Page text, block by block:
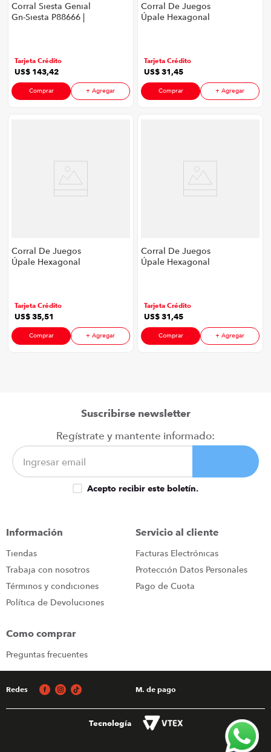
Corral Siesta Genial
Gn-Siesta P88666 |
Tarjeta Crédito
US$ 143,42
Comprar + Agregar
Corral De Juegos
Úpale Hexagonal
Tarjeta Crédito
US$31,45
Comprar + Agregar
Corral De Juegos
Úpale Hexagonal
Tarjeta Crédito
US$35,51
Comprar + Agregar
Corral De Juegos
Úpale Hexagonal
Tarjeta Crédito
US$31,45
Comprar + Agregar
Suscribirse newsletter
Regístrate y mantente informado:
Acepto recibir este boletín.
Información
Tiendas
Trabaja con nosotros
Términos y condiciones
Política de Devoluciones
Servicio al cliente
Facturas Electrónicas
Protección Datos Personales
Pago de Cuota
Como comprar
Preguntas frecuentes
Redes M. de pago
Tecnología